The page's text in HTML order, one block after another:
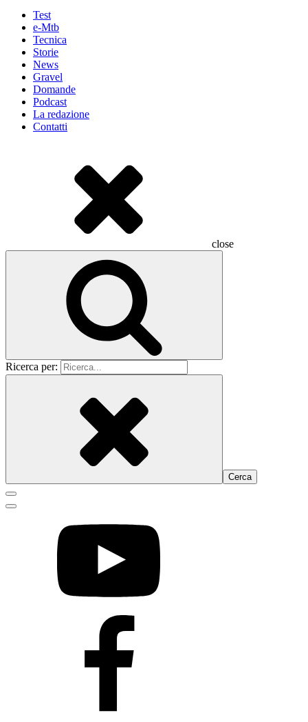
Test
e-Mtb
Tecnica
Storie
News
Gravel
Domande
Podcast
La redazione
Contatti
close
Ricerca per: